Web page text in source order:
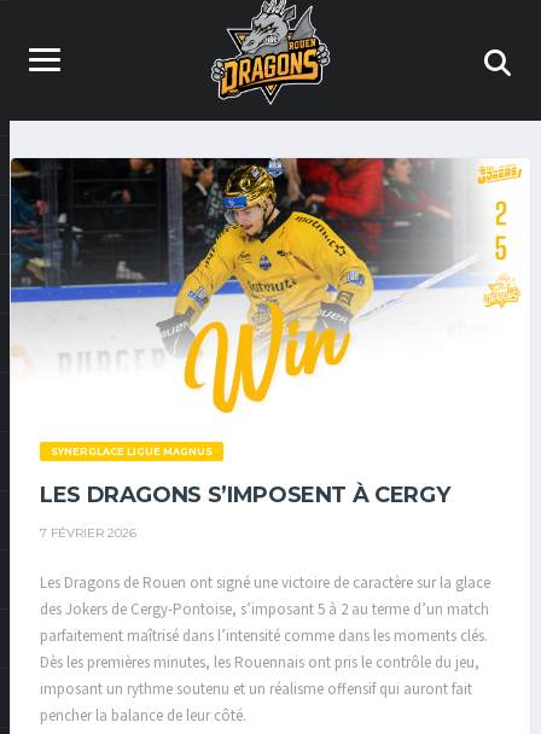
SYNERGLACE LIGUE MAGNUS
LES DRAGONS S’IMPOSENT À CERGY
7 FÉVRIER 2026
Les Dragons de Rouen ont signé une victoire de caractère sur la glace
des Jokers de Cergy-Pontoise, s’imposant 5 à 2 au terme d’un match
parfaitement maîtrisé dans l’intensité comme dans les moments clés.
Dès les premières minutes, les Rouennais ont pris le contrôle du jeu,
imposant un rythme soutenu et un réalisme offensif qui auront fait
pencher la balance de leur côté.